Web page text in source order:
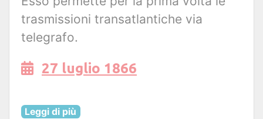
trasmissioni transatlantiche via
telegrafo.
27 luglio 1866
Leggi di più